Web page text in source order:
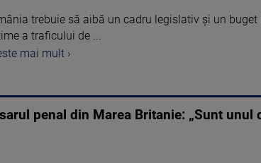
trebuie să aibă un cadru legislativ şi un
a traficului de ...
mai mult ›
penal din Marea Britanie: „Sunt